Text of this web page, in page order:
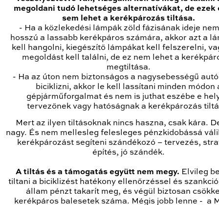
megoldani tudó lehetséges alternatívákat, de ezek
sem lehet a kerékpározás tiltása.
- Ha a közlekedési lámpák zöld fázisának ideje
hosszú a lassabb kerékpáros számára, akkor azt a
kell hangolni, kiegészítő lámpákat kell felszerelni,
megoldást kell találni, de ez nem lehet a
megtiltása.
- Ha az úton nem biztonságos a nagysebességű
biciklizni, akkor le kell lassítani minden módon
gépjárműforgalmat és nem is juthat eszébe e
tervezőnek vagy hatóságnak a kerékpározás
Mert az ilyen tiltásoknak nincs haszna, csak kára.
nagy. És nem mellesleg felesleges pénzkidobássá
kerékpározást segíteni szándékozó – tervezés,
építés, jó szándék.
A tiltás és a támogatás együtt nem megy. Elvileg
tiltani a biciklizést hatékony ellenőrzéssel és
állam pénzt takarít meg, és végül biztosan
kerékpáros balesetek száma. Mégis jobb lenne - a